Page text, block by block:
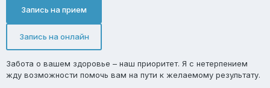
Запись на прием
Запись на онлайн
Забота о вашем здоровье – наш приоритет. Я с нетерпением
жду возможности помочь вам на пути к желаемому результату.